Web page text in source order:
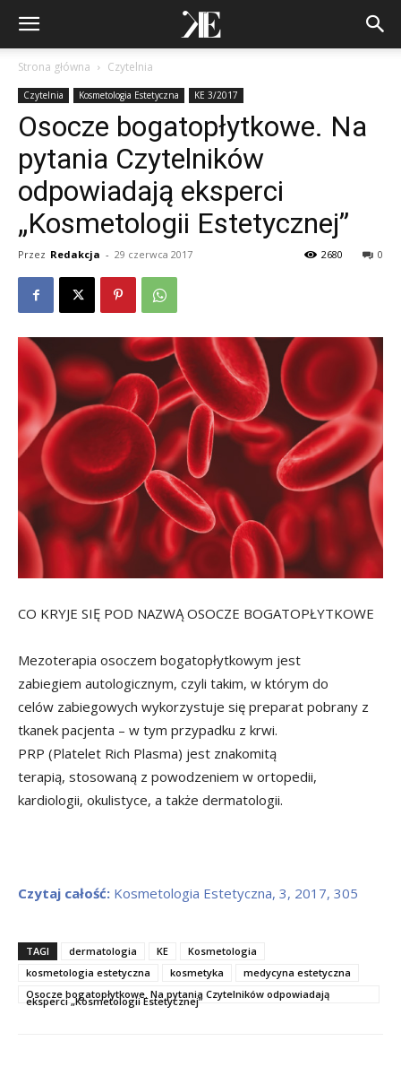
Strona główna Czytelnia
Czytelnia Kosmetologia Estetyczna KE 3/2017
Osocze bogatopłytkowe. Na
pytania Czytelników
odpowiadają eksperci
„Kosmetologii Estetycznej”
Przez Redakcja - 29 czerwca 2017 0
2680
CO KRYJE SIĘ POD NAZWĄ OSOCZE BOGATOPŁYTKOWE
Mezoterapia osoczem bogatopłytkowym jest
zabiegiem autologicznym, czyli takim, w którym do
celów zabiegowych wykorzystuje się preparat pobrany z
tkanek pacjenta – w tym przypadku z krwi.
PRP (Platelet Rich Plasma) jest znakomitą
terapią, stosowaną z powodzeniem w ortopedii,
kardiologii, okulistyce, a także dermatologii.
Czytaj całość: Kosmetologia Estetyczna, 3, 2017, 305
TAGI dermatologia KE
Kosmetologia
kosmetologia estetyczna
kosmetyka
medycyna estetyczna
Osocze bogatopłytkowe. Na pytania Czytelników odpowiadają
eksperci „Kosmetologii Estetycznej”